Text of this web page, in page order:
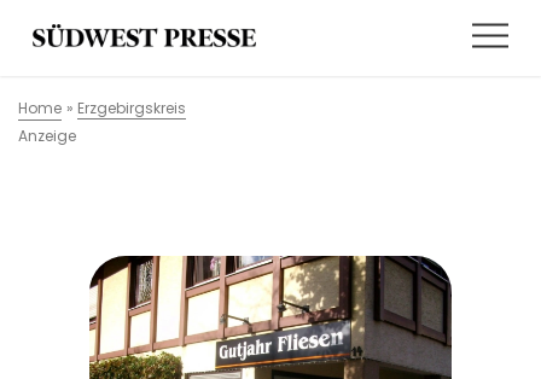
Home » Erzgebirgskreis
Anzeige